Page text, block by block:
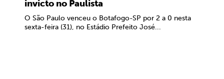
invicto no Paulista
O São Paulo venceu o Botafogo-SP por 2 a 0 nesta
sexta-feira (31), no Estádio Prefeito José...